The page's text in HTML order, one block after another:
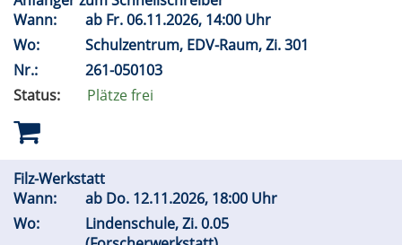
Wann:
ab Fr.06.11.2026, 14:00 Uhr
Wo:
Schulzentrum, EDV-Raum, Zi. 301
Nr.:
261-050103
Status:
Plätze frei
Filz-Werkstatt
Wann:
ab Do. 12.11.2026, 18:00 Uhr
Wo:
Lindenschule, Zi. 0.05